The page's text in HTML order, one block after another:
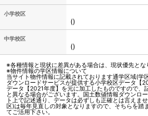
小学校区
()
中学校区
()
※各種情報と現状に差異がある場合は、現状優先とな
※物件情報の学区情報について
当サイト物件情報に記載されております通学区域(学
ダウンロードサービスが提供する小学校区データ【
データ【2021年度】を元に加工したものですので、
と異なる場合がございます。国土数値情報ダウンロ
ト上で記述通り、データは必ずしも正確とは言えま
区)は毎年見直しの対象となりますので、そちらを踏
てご活用下さい。